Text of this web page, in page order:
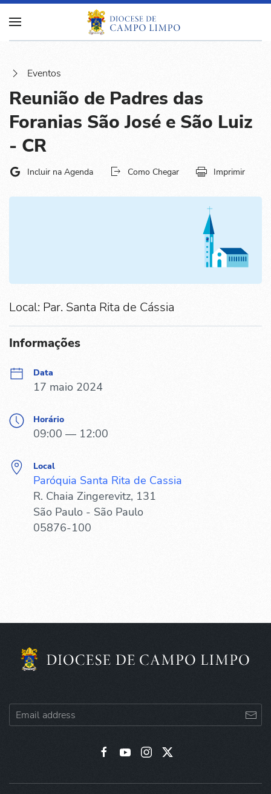
Eventos
Reunião de Padres das
Foranias São José e São Luiz
- CR
Incluir na Agenda Como Chegar Imprimir
Local: Par. Santa Rita de Cássia
Informações
Data
17 maio 2024
Horário
09:00 — 12:00
Local
Paróquia Santa Rita de Cassia
R. Chaia Zingerevitz, 131
São Paulo - São Paulo
05876-100